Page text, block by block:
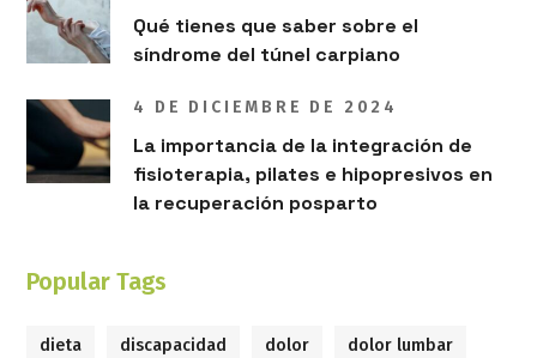
Qué tienes que saber sobre el
síndrome del túnel carpiano
4 DE DICIEMBRE DE 2024
La importancia de la integración de
fisioterapia, pilates e hipopresivos en
la recuperación posparto
Popular Tags
dieta discapacidad dolor dolor lumbar